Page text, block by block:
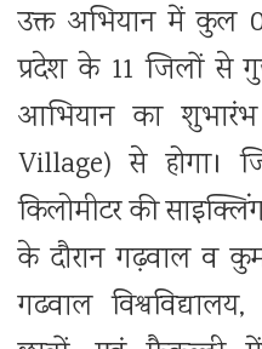
उक्त अभियान में कुल
प्रदेश के 11 जिलों से
आभियान का
Village) से होगा।
किलोमीटर की
के दौरान गढ़वाल व
गढवाल